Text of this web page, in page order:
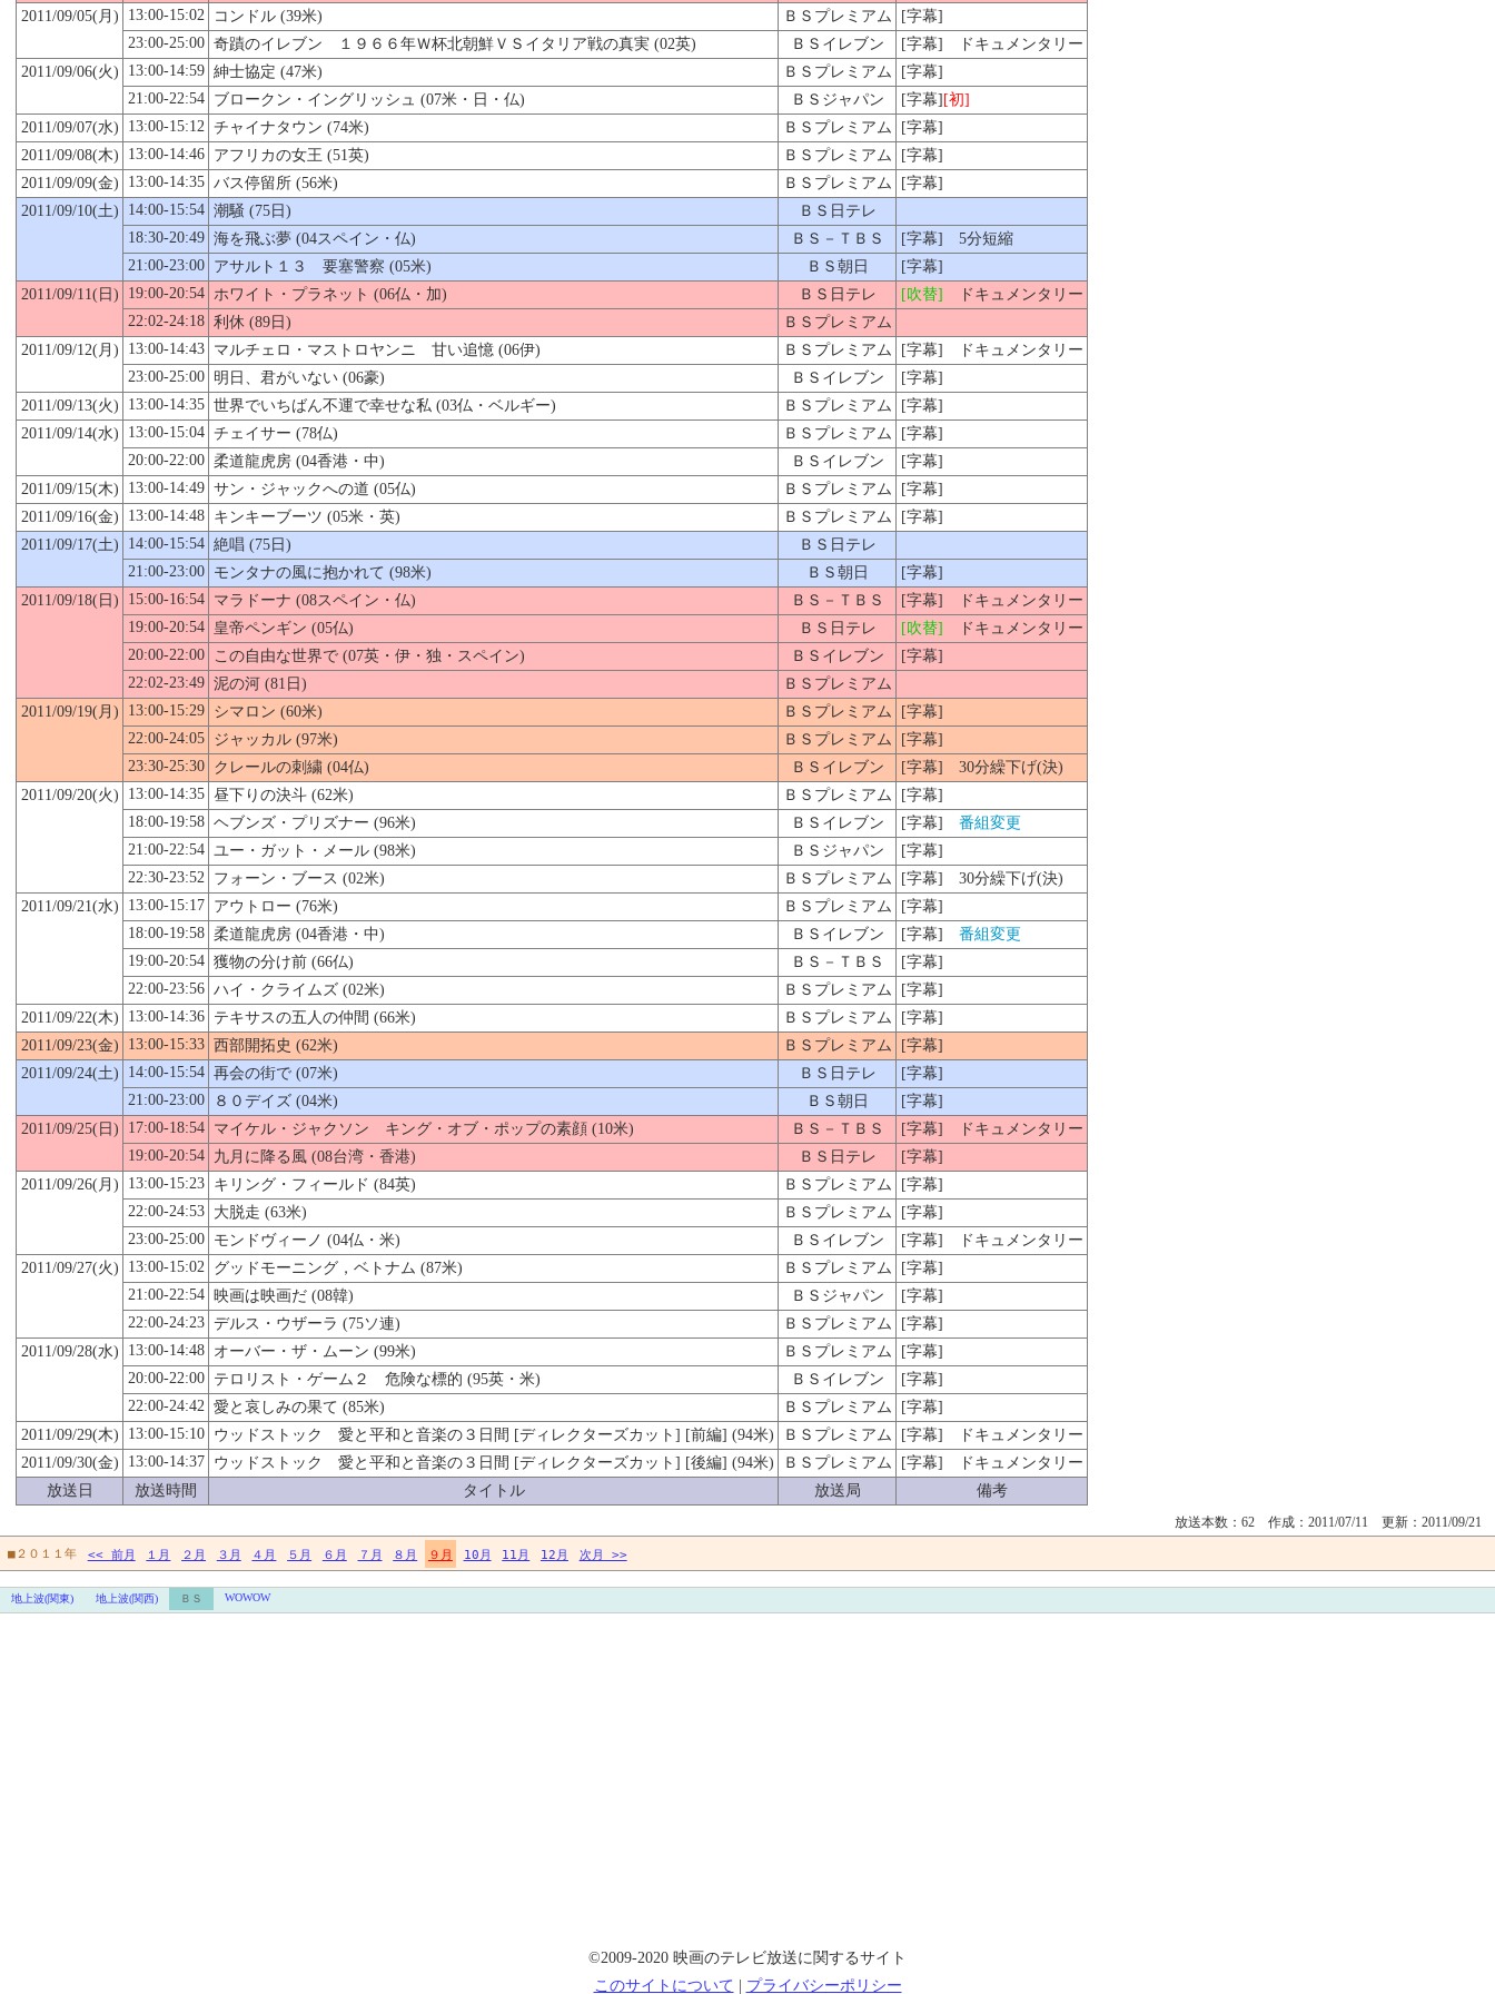
放送日 放送時間 タイトル 放送局 備考
2011/09/05(月) 13:00-15:02 コンドル (39米) ＢＳプレミアム
[字幕]
23:00-25:00 奇蹟のイレブン １９６６年Ｗ杯北朝鮮ＶＳイタリア戦の真実 (02英) ＢＳイレブン
[字幕] ドキュメンタリー
2011/09/06(火)
13:00-14:59 紳士協定 (47米) ＢＳプレミアム
[字幕]
21:00-22:54
ブロークン・イングリッシュ (07米・日・仏) ＢＳジャパン [字幕][初]
2011/09/07(水)
13:00-15:12 チャイナタウン (74米) ＢＳプレミアム
[字幕]
2011/09/08(木)
13:00-14:46 アフリカの女王 (51英) ＢＳプレミアム
[字幕]
2011/09/09(金)
13:00-14:35 バス停留所 (56米) ＢＳプレミアム
[字幕]
2011/09/10(土) 14:00-15:54 潮騒 (75日)
ＢＳ日テレ
18:30-20:49 海を飛ぶ夢 (04スペイン・仏) ＢＳ－ＴＢＳ
[字幕] 5分短縮
21:00-23:00
アサルト１３ 要塞警察 (05米) ＢＳ朝日
[字幕]
2011/09/11(日)
19:00-20:54 ホワイト・プラネット (06仏・加) ＢＳ日テレ [吹替] ドキュメンタリー
22:02-24:18 利休 (89日)
ＢＳプレミアム
2011/09/12(月)
13:00-14:43 マルチェロ・マストロヤンニ 甘い追憶 (06伊) ＢＳプレミアム
[字幕] ドキュメンタリー
23:00-25:00
明日、君がいない (06豪) ＢＳイレブン
[字幕]
2011/09/13(火)
13:00-14:35 世界でいちばん不運で幸せな私 (03仏・ベルギー) ＢＳプレミアム
[字幕]
2011/09/14(水)
13:00-15:04 チェイサー (78仏) ＢＳプレミアム
[字幕]
20:00-22:00 柔道龍虎房 (04香港・中) ＢＳイレブン
[字幕]
2011/09/15(木) 13:00-14:49 サン・ジャックへの道 (05仏) ＢＳプレミアム
[字幕]
2011/09/16(金)
13:00-14:48 キンキーブーツ (05米・英) ＢＳプレミアム
[字幕]
2011/09/17(土)
14:00-15:54 絶唱 (75日)
ＢＳ日テレ
21:00-23:00
モンタナの風に抱かれて (98米) ＢＳ朝日
[字幕]
2011/09/18(日)
15:00-16:54 マラドーナ (08スペイン・仏) ＢＳ－ＴＢＳ
[字幕] ドキュメンタリー
19:00-20:54
皇帝ペンギン (05仏) ＢＳ日テレ [吹替] ドキュメンタリー
20:00-22:00
この自由な世界で (07英・伊・独・スペイン) ＢＳイレブン
[字幕]
22:02-23:49 泥の河 (81日)
ＢＳプレミアム
2011/09/19(月)
13:00-15:29 シマロン (60米) ＢＳプレミアム
[字幕]
22:00-24:05
ジャッカル (97米) ＢＳプレミアム
[字幕]
23:30-25:30
クレールの刺繍 (04仏) ＢＳイレブン
[字幕] 30分繰下げ(決)
2011/09/20(火) 13:00-14:35 昼下りの決斗 (62米) ＢＳプレミアム
[字幕]
18:00-19:58 ヘブンズ・プリズナー (96米) ＢＳイレブン [字幕] 番組変更
21:00-22:54
ユー・ガット・メール (98米) ＢＳジャパン
[字幕]
22:30-23:52
フォーン・ブース (02米) ＢＳプレミアム
[字幕] 30分繰下げ(決)
2011/09/21(水)
13:00-15:17 アウトロー (76米) ＢＳプレミアム
[字幕]
18:00-19:58 柔道龍虎房 (04香港・中) ＢＳイレブン [字幕] 番組変更
19:00-20:54 獲物の分け前 (66仏) ＢＳ－ＴＢＳ
[字幕]
22:00-23:56 ハイ・クライムズ (02米) ＢＳプレミアム
[字幕]
2011/09/22(木)
13:00-14:36 テキサスの五人の仲間 (66米) ＢＳプレミアム
[字幕]
2011/09/23(金)
13:00-15:33 西部開拓史 (62米) ＢＳプレミアム
[字幕]
2011/09/24(土)
14:00-15:54 再会の街で (07米) ＢＳ日テレ
[字幕]
21:00-23:00
８０デイズ (04米) ＢＳ朝日
[字幕]
2011/09/25(日) 17:00-18:54 マイケル・ジャクソン キング・オブ・ポップの素顔 (10米) ＢＳ－ＴＢＳ
[字幕] ドキュメンタリー
19:00-20:54
九月に降る風 (08台湾・香港) ＢＳ日テレ
[字幕]
2011/09/26(月)
13:00-15:23 キリング・フィールド (84英) ＢＳプレミアム
[字幕]
22:00-24:53
大脱走 (63米) ＢＳプレミアム
[字幕]
23:00-25:00
モンドヴィーノ (04仏・米) ＢＳイレブン
[字幕] ドキュメンタリー
2011/09/27(火)
13:00-15:02 グッドモーニング，ベトナム (87米) ＢＳプレミアム
[字幕]
21:00-22:54 映画は映画だ (08韓) ＢＳジャパン
[字幕]
22:00-24:23 デルス・ウザーラ (75ソ連) ＢＳプレミアム
[字幕]
2011/09/28(水)
13:00-14:48 オーバー・ザ・ムーン (99米) ＢＳプレミアム
[字幕]
20:00-22:00
テロリスト・ゲーム２ 危険な標的 (95英・米) ＢＳイレブン
[字幕]
22:00-24:42 愛と哀しみの果て (85米) ＢＳプレミアム
[字幕]
2011/09/29(木)
13:00-15:10 ウッドストック 愛と平和と音楽の３日間 [ディレクターズカット] [前編] (94米) ＢＳプレミアム
[字幕] ドキュメンタリー
2011/09/30(金) 13:00-14:37 ウッドストック 愛と平和と音楽の３日間 [ディレクターズカット] [後編] (94米) ＢＳプレミアム [字幕] ドキュメンタリー
放送本数：62 作成：2011/07/11 更新：2011/09/21
■２０１１年
<< 前月 １月 ２月 ３月 ４月 ５月 ６月 ７月 ８月 ９月 10月 11月 12月 次月 >>
地上波(関東) 地上波(関西) ＢＳ WOWOW
©2009-2020 映画のテレビ放送に関するサイト
このサイトについて
プライバシーポリシー